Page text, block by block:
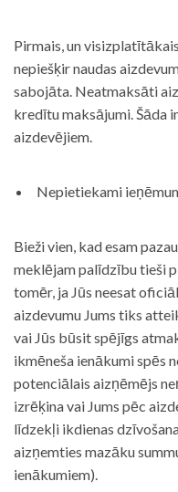
Pirmais, un
nepiešķir naudas
sabojāta. Neatmaksāti
kredītu maksājumi. Šāda
aizdevējiem.
Nepietiekami
Bieži vien, kad esam
meklējam palīdzību tieši
tomēr, ja Jūs neesat
aizdevumu Jums tiks
vai Jūs būsit spējīgs
ikmēneša ienākumi spēs
potenciālais aizņēmējs
izrēķina vai Jums pēc
līdzekļi ikdienas
aizņemties mazāku
ienākumiem).